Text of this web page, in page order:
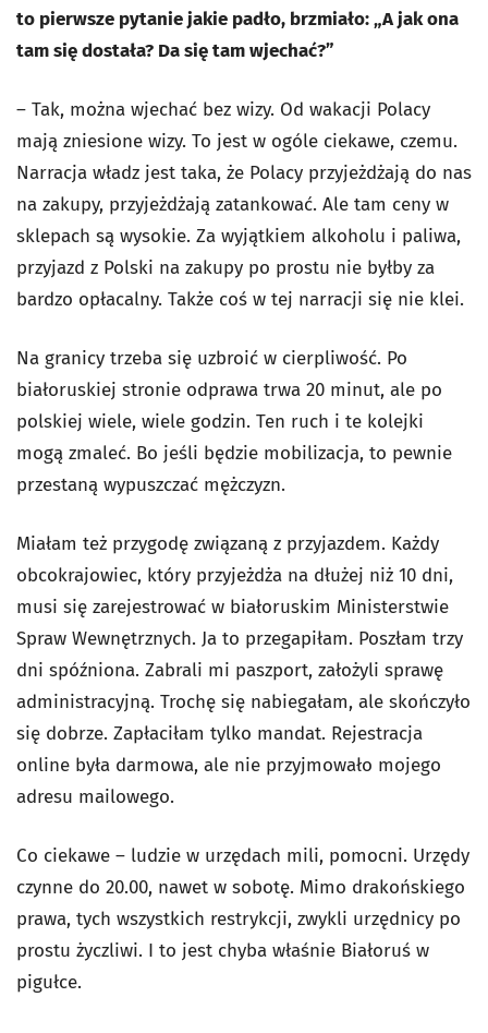
to pierwsze pytanie jakie padło, brzmiało: „A jak ona
tam się dostała? Da się tam wjechać?”
– Tak, można wjechać bez wizy. Od wakacji Polacy
mają zniesione wizy. To jest w ogóle ciekawe, czemu.
Narracja władz jest taka, że Polacy przyjeżdżają do nas
na zakupy, przyjeżdżają zatankować. Ale tam ceny w
sklepach są wysokie. Za wyjątkiem alkoholu i paliwa,
przyjazd z Polski na zakupy po prostu nie byłby za
bardzo opłacalny. Także coś w tej narracji się nie klei.
Na granicy trzeba się uzbroić w cierpliwość. Po
białoruskiej stronie odprawa trwa 20 minut, ale po
polskiej wiele, wiele godzin. Ten ruch i te kolejki
mogą zmaleć. Bo jeśli będzie mobilizacja, to pewnie
przestaną wypuszczać mężczyzn.
Miałam też przygodę związaną z przyjazdem. Każdy
obcokrajowiec, który przyjeżdża na dłużej niż 10 dni,
musi się zarejestrować w białoruskim Ministerstwie
Spraw Wewnętrznych. Ja to przegapiłam. Poszłam trzy
dni spóźniona. Zabrali mi paszport, założyli sprawę
administracyjną. Trochę się nabiegałam, ale skończyło
się dobrze. Zapłaciłam tylko mandat. Rejestracja
online była darmowa, ale nie przyjmowało mojego
adresu mailowego.
Co ciekawe – ludzie w urzędach mili, pomocni. Urzędy
czynne do 20.00, nawet w sobotę. Mimo drakońskiego
prawa, tych wszystkich restrykcji, zwykli urzędnicy po
prostu życzliwi. I to jest chyba właśnie Białoruś w
pigułce.